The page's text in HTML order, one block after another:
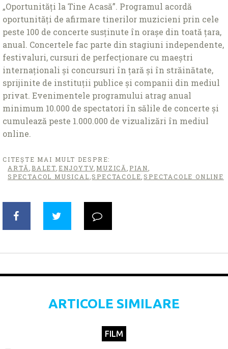
„Oportunități la Tine Acasă”. Programul acordă
oportunități de afirmare tinerilor muzicieni prin cele
peste 100 de concerte susținute în orașe din toată țara,
anual. Concertele fac parte din stagiuni independente,
festivaluri, cursuri de perfecționare cu maeștri
internaționali și concursuri în țară și în străinătate,
sprijinite de instituții publice și companii din mediul
privat. Evenimentele programului atrag anual
minimum 10.000 de spectatori în sălile de concerte și
cumulează peste 1.000.000 de vizualizări în mediul
online.
CITEȘTE MAI MULT DESPRE:
ARTĂ BALET ENJOYTV MUZICĂ PIAN
SPECTACOL MUSICAL ,SPECTACOLE ,SPECTACOLE ONLINE
ARTICOLE SIMILARE
FILM